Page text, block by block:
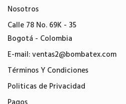
Nosotros
Calle 78 No. 69K - 35
Bogotá - Colombia
E-mail:ventas2@bombatex.com
Términos Y Condiciones
Politicas de Privacidad